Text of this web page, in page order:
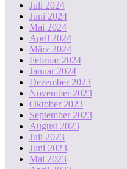
Juli 2024
Juni 2024
Mai 2024
April 2024
März 2024
Februar 2024
Januar 2024
Dezember 2023
November 2023
Oktober 2023
September 2023
August 2023
Juli 2023
Juni 2023
Mai 2023